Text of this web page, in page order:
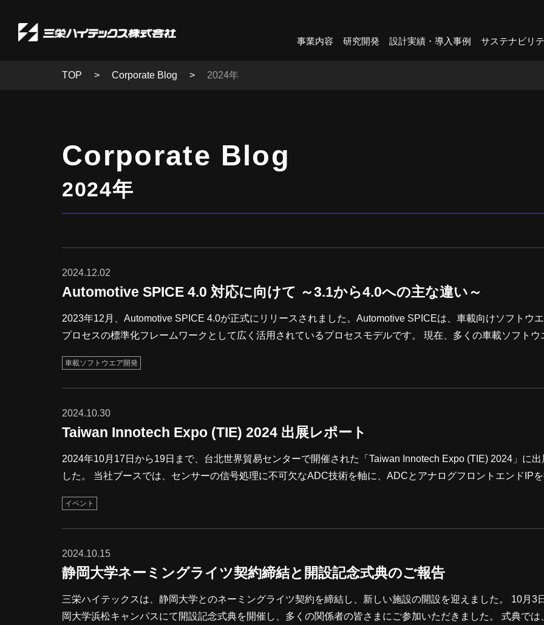
事業内容 研究開発 設計実績・導入事例 サステナビリ
TOP Corporate Blog 2024年
Corporate Blog
2024年
2024.12.02
Automotive SPICE 4.0 対応に向けて ～3.1から4.0への主な違い～
2023年12月、Automotive SPICE 4.0が正式にリリースされました。Automotive SPICEは、車載向けソフトウ
プロセスの標準化フレームワークとして広く活用されているプロセスモデルです。 現在、多くの車載ソフトウエア開
セスの効率化と品質向上を図りながら、継続的な改善を進めています。この改善活動の一環として、Automotive
SPICE 3.1からAutomotive SPICE 4.0への移行対応が求められます。 本記
車載ソフトウエア開発
2024.10.30
Taiwan Innotech Expo (TIE) 2024 出展レポート
2024年10月17日から19日まで、台北世界貿易センターで開催された「Taiwan Innotech Expo (TIE) 2024」に出
した。 当社ブースでは、センサーの信号処理に不可欠なADC技術を軸に、ADCとアナログフロントエンドIP
垣根を超えた多くのみなさまに来訪いただきました。当社ブースでは、以下の主な製品とサービスを展示しま
自社開発半導体IPサービス カスタムIC開発サービス AI・スマート農業・車載ソフトウエア 展示を通じ
イベント
2024.10.15
静岡大学ネーミングライツ契約締結と開設記念式典のご報告
三栄ハイテックスは、静岡大学とのネーミングライツ契約を締結し、新しい施設の開設を迎えました。 10月3日に静
岡大学浜松キャンパスにて開設記念式典を開催し、多くの関係者の皆さまにご参加いただきました。 式典では